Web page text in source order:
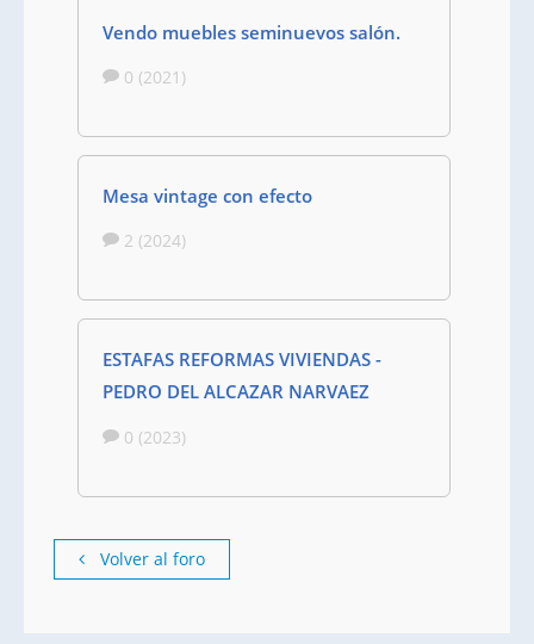
Vendo muebles seminuevos salón.
0 (2021)
Mesa vintage con efecto
2 (2024)
ESTAFAS REFORMAS VIVIENDAS -
PEDRO DEL ALCAZAR NARVAEZ
0 (2023)
Volver al foro